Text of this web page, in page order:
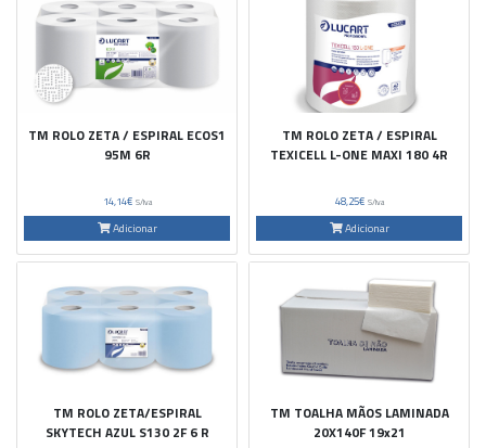
TM ROLO ZETA / ESPIRAL ECOS1
95M 6R
14,14€ S/Iva
Adicionar
TM ROLO ZETA / ESPIRAL
TEXICELL L-ONE MAXI 180 4R
48,25€ S/Iva
Adicionar
TM ROLO ZETA/ESPIRAL
SKYTECH AZUL S130 2F 6 R
TM TOALHA MÃOS LAMINADA
20X140F 19x21